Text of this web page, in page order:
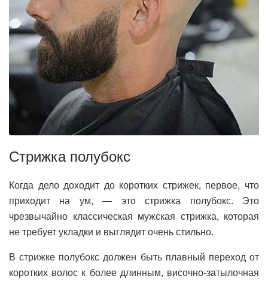
Стрижка полубокс
Когда дело доходит до коротких стрижек, первое, что
приходит на ум, — это стрижка полубокс. Это
чрезвычайно классическая мужская стрижка, которая
не требует укладки и выглядит очень стильно.
В стрижке полубокс должен быть плавный переход от
коротких волос к более длинным, височно-затылочная